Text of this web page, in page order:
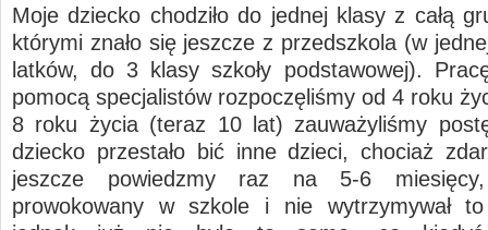
Moje dziecko chodziło do jednej klasy z całą
którymi znało się jeszcze z przedszkola (w
latków, do 3 klasy szkoły podstawowej).
pomocą specjalistów rozpoczęliśmy od 4 roku
8 roku życia (teraz 10 lat) zauważyliśmy
dziecko przestało bić inne dzieci, chociaż
jeszcze powiedzmy raz na 5-6
prowokowany w szkole i nie wytrzymywał